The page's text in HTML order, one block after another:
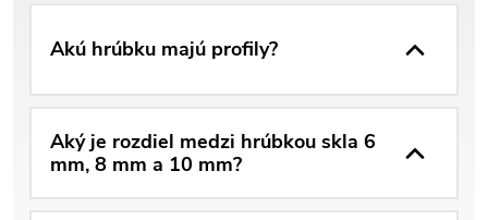
Akú hrúbku majú profily?
Aký je rozdiel medzi hrúbkou skla 6
mm, 8 mm a 10 mm?